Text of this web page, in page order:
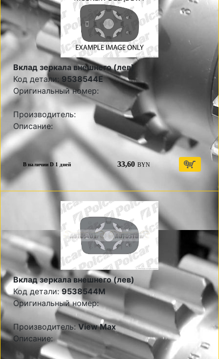
Вклад зеркала внешнего (лев)
Код детали: 9538544E
Оригинальный номер:
Производитель:
Описание:
В наличии D 1 дней 33,60 BYN
Вклад зеркала внешнего (лев)
Код детали:9538544M
Оригинальный номер:
Производитель:View Max
Описание: